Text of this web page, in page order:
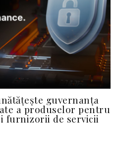
guvernanța
a produselor pentru
furnizorii de servicii